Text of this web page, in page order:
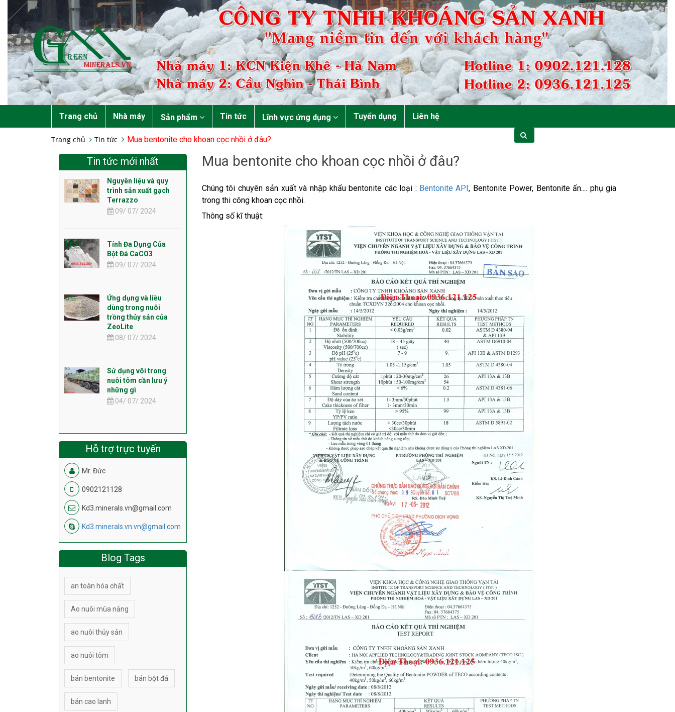
Trang chủ Nhà máy Sản phẩm Tin tức Lĩnh vực ứng dụng Tuyển dụng Liên hệ
Trang chủ Tin tức Mua bentonite cho khoan cọc nhồi ở đâu?
Mua bentonite cho khoan cọc nhồi ở đâu?
Chúng tôi chuyên sản xuất và nhập khẩu bentonite các loại : Bentonite API, Bentonite Power, Bentonite ấn.... phụ gia
trong thi công khoan cọc nhồi.
Thông số kĩ thuật:
Tin tức mới nhất
Nguyên liệu và quy
trình sản xuất gạch
Terrazzo
09/ 07/ 2024
Tính Đa Dụng Của
Bột Đá CaCO3
09/ 07/ 2024
Ứng dụng và liều
dùng trong nuôi
trồng thủy sản của
ZeoLite
08/ 07/ 2024
Sử dụng vôi trong
nuôi tôm cần lưu ý
những gì
04/ 07/ 2024
Hỗ trợ trực tuyến
Mr. Đức
0902121128
Kd3.minerals.vn@gmail.com
Kd3.minerals.vn.vn@gmail.com
Blog Tags
an toàn hóa chất
Ao nuôi mùa nắng
ao nuôi thủy sản
ao nuôi tôm
bán bentonite bán bột đá
bán cao lanh